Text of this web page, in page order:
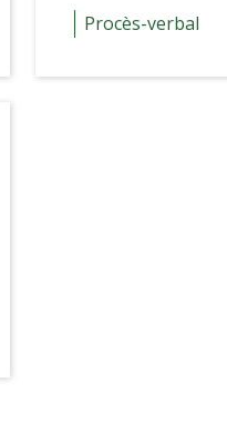
Procès-verbal